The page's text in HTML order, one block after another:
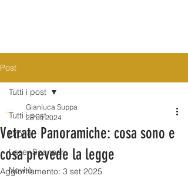
Post
Tutti i post
Drone
Laser Scanner
Novità
Tutti i post
Vetrate Panoramiche: cosa sono e
cosa prevede la legge
Gianluca Suppa
28 ott 2024
Aggiornamento: 3 set 2025